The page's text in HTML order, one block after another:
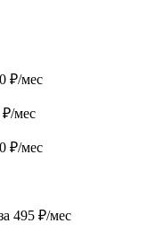
₽/мес
₽/мес
₽/мес
495 ₽/мес